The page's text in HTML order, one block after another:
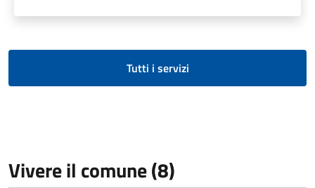
Tutti i servizi
Vivere il comune (8)